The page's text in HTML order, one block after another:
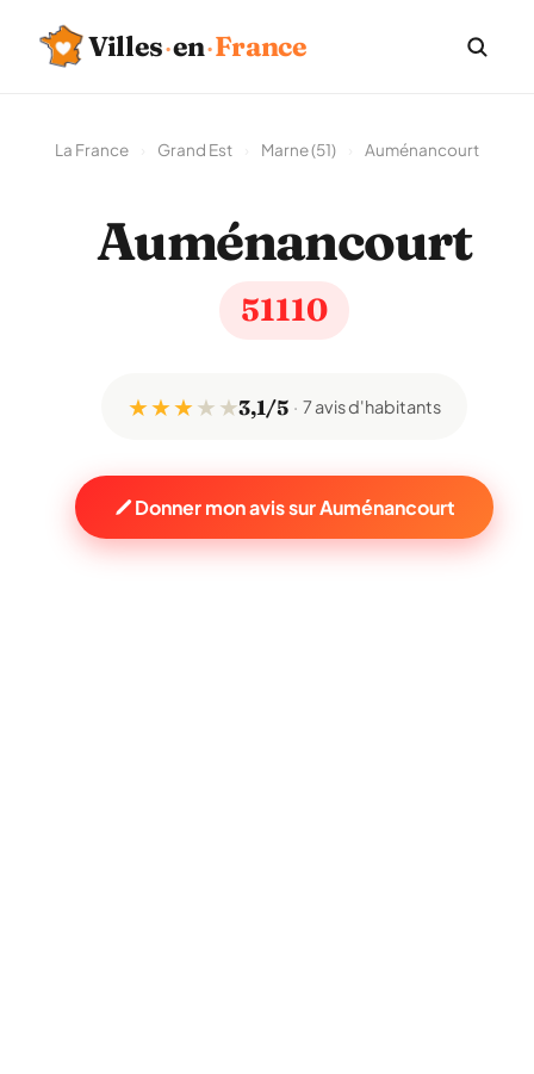
Villes·en·France
La France Grand Est Marne (51) Auménancourt
Auménancourt
51110
★ ★ ★★ ★3,1/5 7 avis d'habitants
Donner mon avis sur Auménancourt